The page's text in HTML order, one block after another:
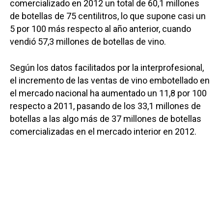
comercializado en 2012 un total de 60,1 millones
de botellas de 75 centilitros, lo que supone casi un
5 por 100 más respecto al año anterior, cuando
vendió 57,3 millones de botellas de vino.
Según los datos facilitados por la interprofesional,
el incremento de las ventas de vino embotellado en
el mercado nacional ha aumentado un 11,8 por 100
respecto a 2011, pasando de los 33,1 millones de
botellas a las algo más de 37 millones de botellas
comercializadas en el mercado interior en 2012.